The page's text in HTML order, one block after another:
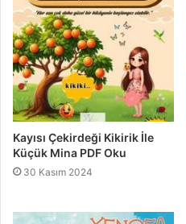
Kayısı Çekirdeği Kikirik İle
Küçük Mina PDF Oku
30 Kasım 2024